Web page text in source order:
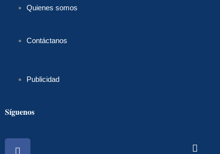
Quienes somos
Contáctanos
Publicidad
Síguenos
Facebook
Instagram